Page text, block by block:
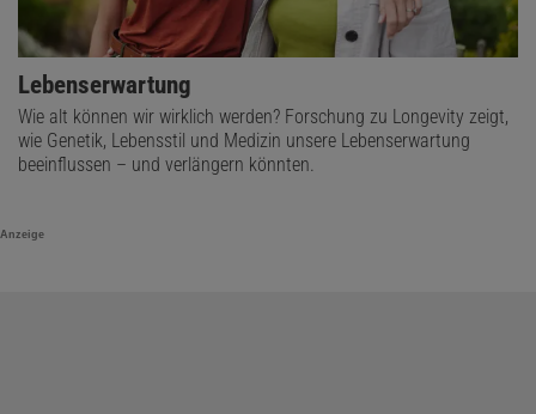
Lebenserwartung
Wie alt können wir wirklich werden? Forschung zu Longevity zeigt,
wie Genetik, Lebensstil und Medizin unsere Lebenserwartung
beeinflussen – und verlängern könnten.
Anzeige